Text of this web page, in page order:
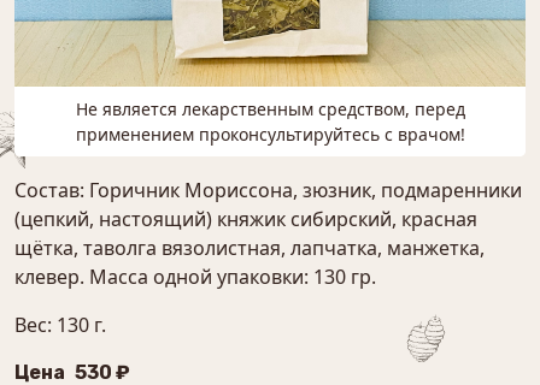
Не является лекарственным средством, перед
применением проконсультируйтесь с врачом!
Состав: Горичник Мориссона, зюзник, подмаренники
(цепкий, настоящий) княжик сибирский, красная
щётка, таволга вязолистная, лапчатка, манжетка,
клевер. Масса одной упаковки: 130 гр.
Вес: 130 г.
Цена 530 ₽